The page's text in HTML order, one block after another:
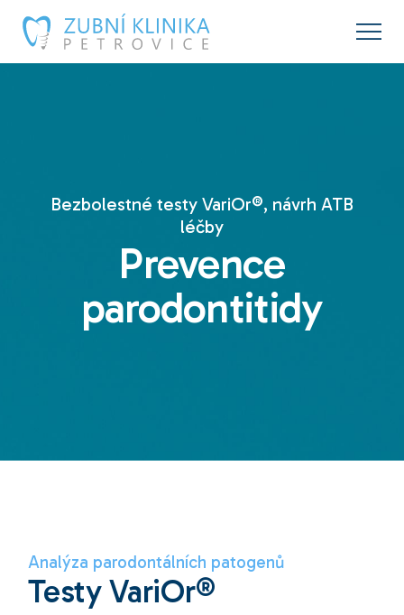
Bezbolestné testy VariOr®, návrh ATB
léčby
Prevence
parodontitidy
Analýza parodontálních patogenů
Testy VariOr®